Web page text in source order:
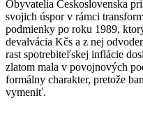
Obyvatelia Československa
svojich úspor v rámci
podmienky po roku 1989,
devalvácia Kčs a z nej
rast spotrebiteľskej inflácie
zlatom mala v povojnových
formálny charakter, pretože
vymeniť.